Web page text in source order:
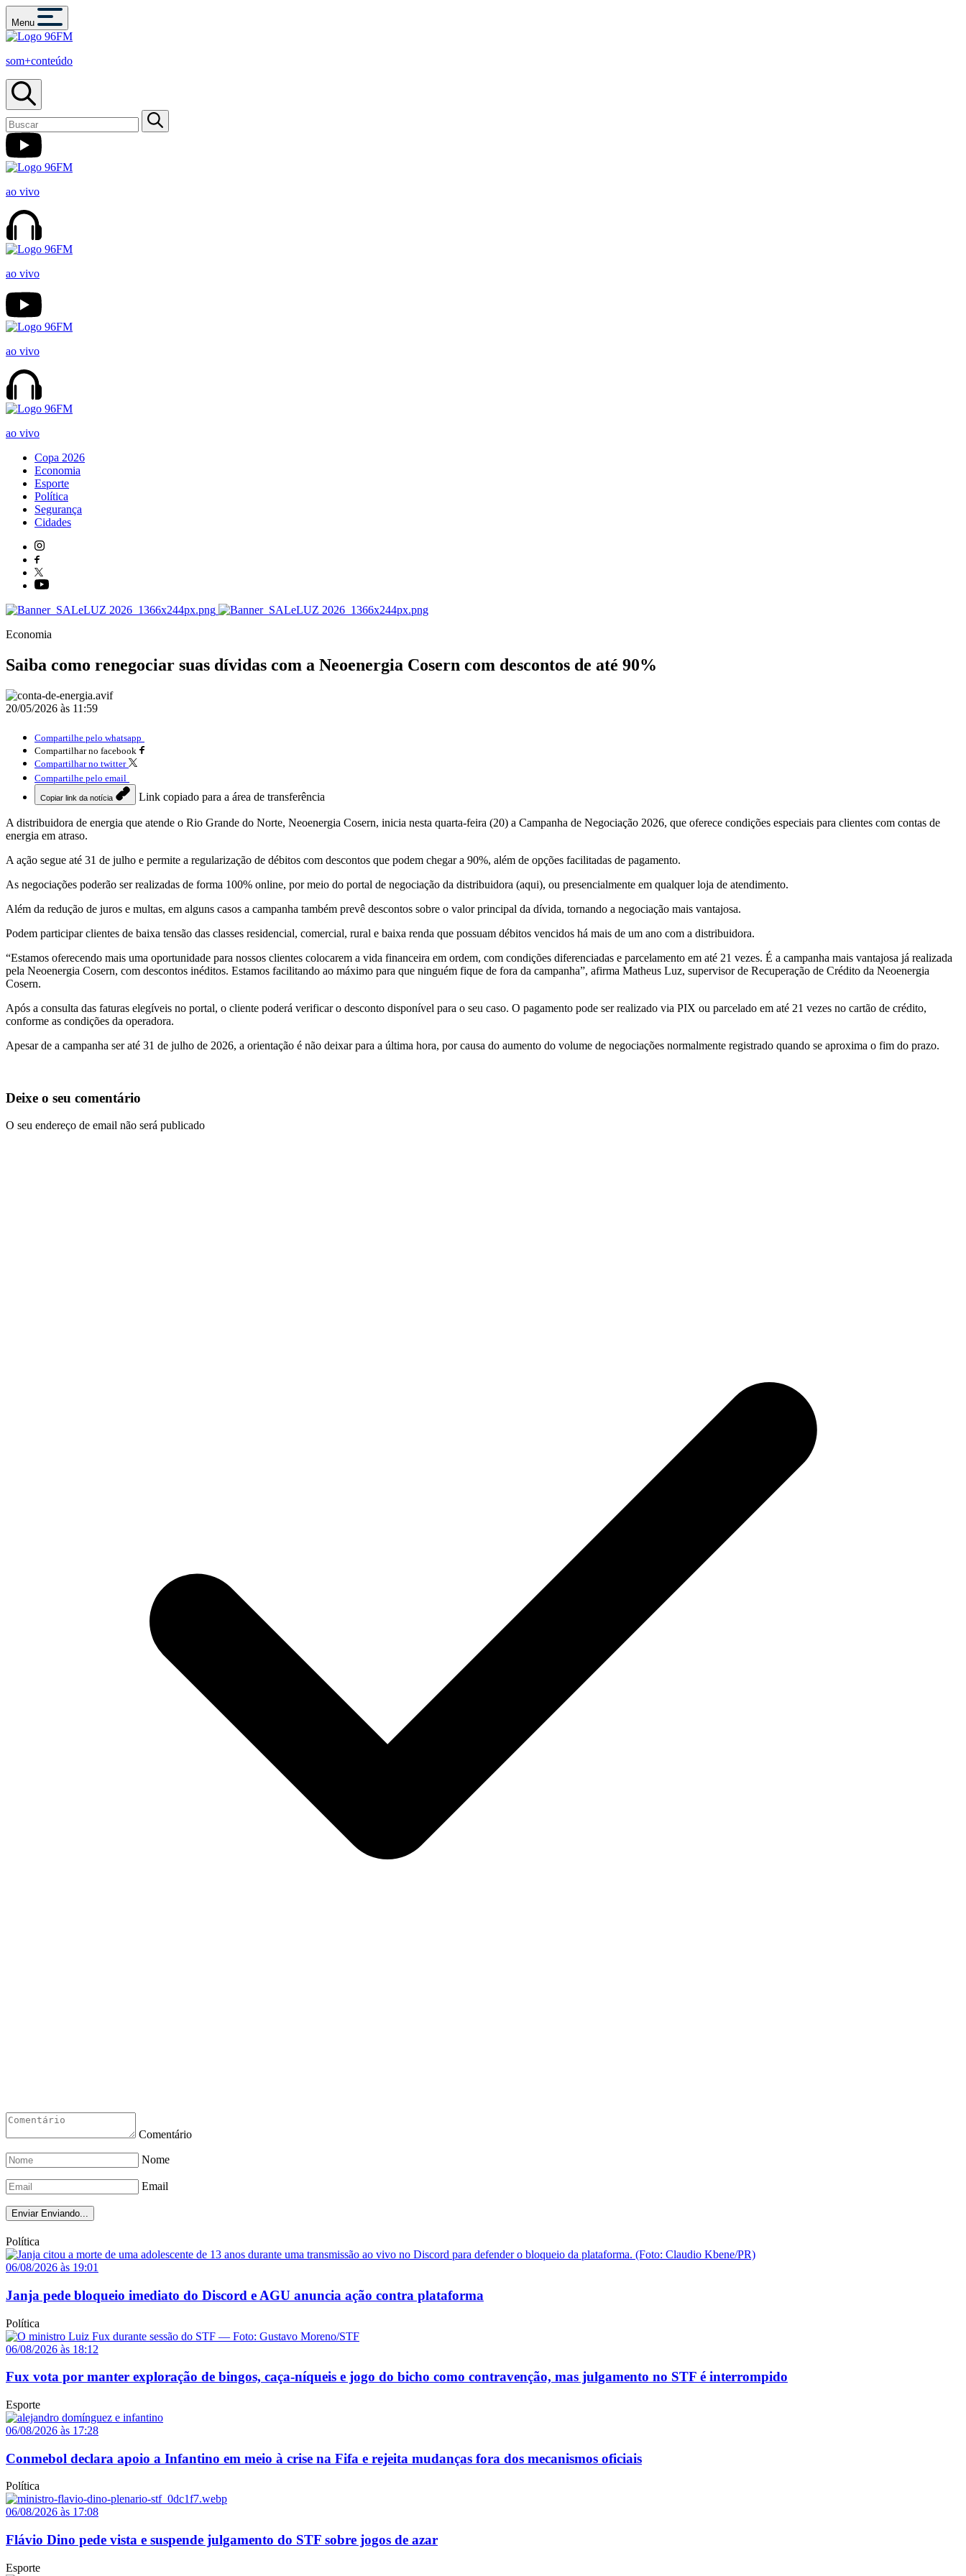
Menu
som+conteúdo
ao vivo
ao vivo
ao vivo
ao vivo
Copa 2026
Economia
Esporte
Política
Segurança
Cidades
Economia
Saiba como renegociar suas dívidas com a Neoenergia Cosern com descontos de até 90%
20/05/2026 às 11:59
Compartilhe pelo whatsapp
Compartilhar no facebook
Compartilhar no twitter
Compartilhe pelo email
Copiar link da notícia Link copiado para a área de transferência
A distribuidora de energia que atende o Rio Grande do Norte, Neoenergia Cosern, inicia nesta quarta-feira (20) a Campanha de Negociação 2026, que oferece condições especiais para clientes com contas de
energia em atraso.
A ação segue até 31 de julho e permite a regularização de débitos com descontos que podem chegar a 90%, além de opções facilitadas de pagamento.
As negociações poderão ser realizadas de forma 100% online, por meio do portal de negociação da distribuidora (aqui), ou presencialmente em qualquer loja de atendimento.
Além da redução de juros e multas, em alguns casos a campanha também prevê descontos sobre o valor principal da dívida, tornando a negociação mais vantajosa.
Podem participar clientes de baixa tensão das classes residencial, comercial, rural e baixa renda que possuam débitos vencidos há mais de um ano com a distribuidora.
“Estamos oferecendo mais uma oportunidade para nossos clientes colocarem a vida financeira em ordem, com condições diferenciadas e parcelamento em até 21 vezes. É a campanha mais vantajosa já realizada
pela Neoenergia Cosern, com descontos inéditos. Estamos facilitando ao máximo para que ninguém fique de fora da campanha”, afirma Matheus Luz, supervisor de Recuperação de Crédito da Neoenergia
Cosern.
Após a consulta das faturas elegíveis no portal, o cliente poderá verificar o desconto disponível para o seu caso. O pagamento pode ser realizado via PIX ou parcelado em até 21 vezes no cartão de crédito,
conforme as condições da operadora.
Apesar de a campanha ser até 31 de julho de 2026, a orientação é não deixar para a última hora, por causa do aumento do volume de negociações normalmente registrado quando se aproxima o fim do prazo.
Deixe o seu comentário
O seu endereço de email não será publicado
Comentário
Nome
Email
Enviar Enviando...
Política
06/08/2026 às 19:01
Janja pede bloqueio imediato do Discord e AGU anuncia ação contra plataforma
Política
06/08/2026 às 18:12
Fux vota por manter exploração de bingos, caça-níqueis e jogo do bicho como contravenção, mas julgamento no STF é interrompido
Esporte
06/08/2026 às 17:28
Conmebol declara apoio a Infantino em meio à crise na Fifa e rejeita mudanças fora dos mecanismos oficiais
Política
06/08/2026 às 17:08
Flávio Dino pede vista e suspende julgamento do STF sobre jogos de azar
Esporte